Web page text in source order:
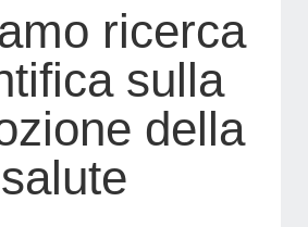
ricerca
sulla
della
salute